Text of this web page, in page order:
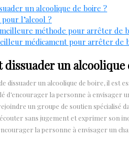
un alcoolique de boire ?
l’alcool ?
méthode pour arrêter de
médicament pour arrêter de
dissuader un alcoolique
dissuader un alcoolique de boire, il est
d’encourager la personne à envisager
un groupe de soutien spécialisé
sans jugement et exprimer son
la personne à envisager un